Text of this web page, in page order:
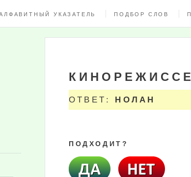
УКАЗАТЕЛЬ ПОДБОР СЛОВ
ОТВЕТ: НОЛАН
ПОДХОДИТ?